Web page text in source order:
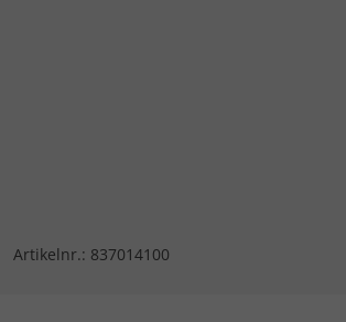
Artikelnr.: 837014100